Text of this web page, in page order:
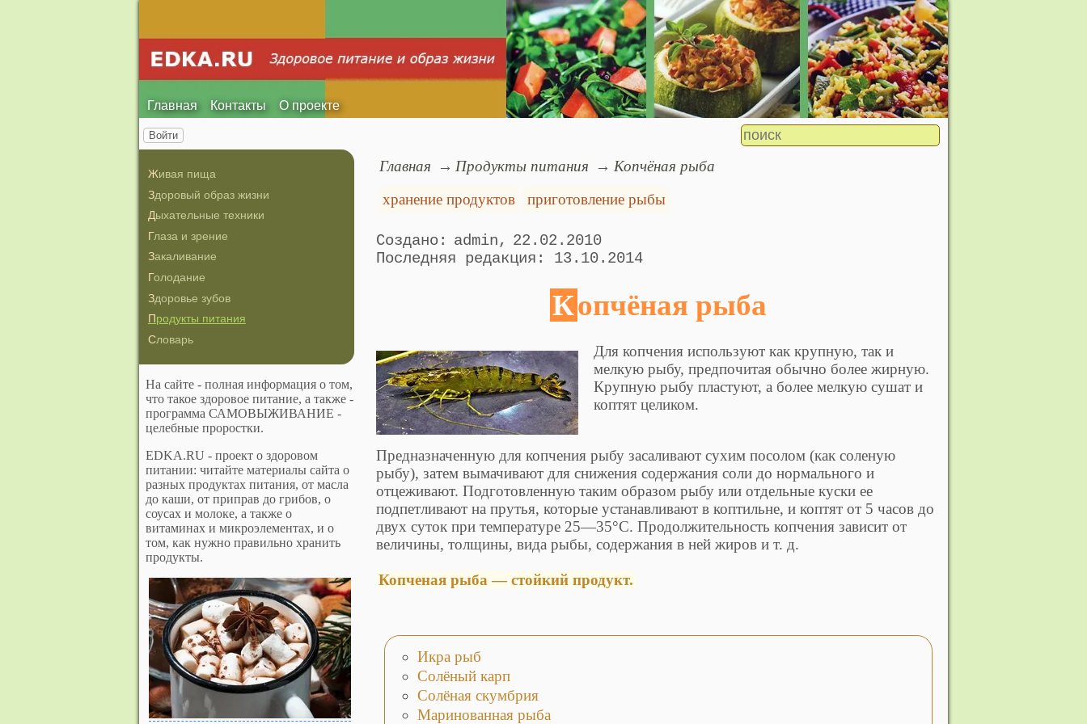
Главная Контакты О проекте
Войти
Живая пища
Здоровый образ жизни
Дыхательные техники
Глаза и зрение
Закаливание
Голодание
Здоровье зубов
Продукты питания
Словарь
На сайте - полная информация о том,
что такое здоровое питание, а также -
программа САМОВЫЖИВАНИЕ -
целебные проростки.
EDKA.RU - проект о здоровом
питании: читайте материалы сайта о
разных продуктах питания, от масла
до каши, от приправ до грибов, о
соусах и молоке, а также о
витаминах и микроэлементах, и о
том, как нужно правильно хранить
продукты.
Главная Продукты питания
Копчёная рыба
хранение продуктов
приготовление рыбы
admin
22.02.2010
13.10.2014
Копчёная рыба
Для копчения используют как крупную, так и
мелкую рыбу, предпочитая обычно более жирную.
Крупную рыбу пластуют, а более мелкую сушат и
коптят целиком.
Предназначенную для копчения рыбу засаливают сухим посолом (как соленую
рыбу), затем вымачивают для снижения содержания соли до нормального и
отцеживают. Подготовленную таким образом рыбу или отдельные куски ее
подпетливают на прутья, которые устанавливают в коптильне, и коптят от 5 часов до
двух суток при температуре 25—35°С. Продолжительность копчения зависит от
величины, толщины, вида рыбы, содержания в ней жиров и т. д.
Копченая рыба — стойкий продукт.
Икра рыб
Солёный карп
Солёная скумбрия
Маринованная рыба